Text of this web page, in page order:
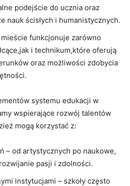
podejście do ucznia oraz
nauk ścisłych i humanistycznych.
funkcjonuje zarówno
i technikum,które oferują
oraz możliwości zdobycia
systemu edukacji w
wspierające rozwój talentów
mogą korzystać z:
– od artystycznych po naukowe,
pasji i zdolności.
instytucjami – szkoły często